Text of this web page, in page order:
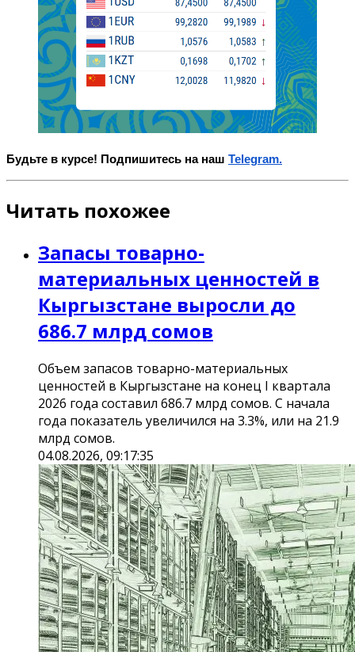
Будьте в курсе! Подпишитесь на наш Telegram.
Читать похожее
Запасы товарно-
материальных ценностей в
Кыргызстане выросли до
686.7 млрд сомов
Объем запасов товарно-материальных
ценностей в Кыргызстане на конец I квартала
2026 года составил 686.7 млрд сомов. С начала
года показатель увеличился на 3.3%, или на 21.9
млрд сомов.
04.08.2026, 09:17:35